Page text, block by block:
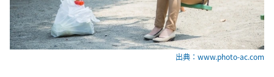
出典：www.photo-ac.com